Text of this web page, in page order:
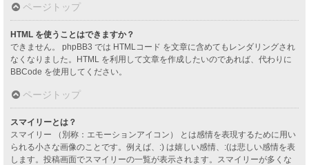
ページトップ
HTML を使うことはできますか？
できません。 phpBB3 では HTMLコード を文章に含めてもレンダリングされ
なくなりました。HTML を利用して文章を作成したいのであれば、代わりに
BBCode を使用してください。
ページトップ
スマイリーとは？
スマイリー （別称：エモーションアイコン） とは感情を表現するために用い
られる小さな画像のことです。例えば、:) は嬉しい感情、:(は悲しい感情を表
します。投稿画面でスマイリーの一覧が表示されます。スマイリーが多くな